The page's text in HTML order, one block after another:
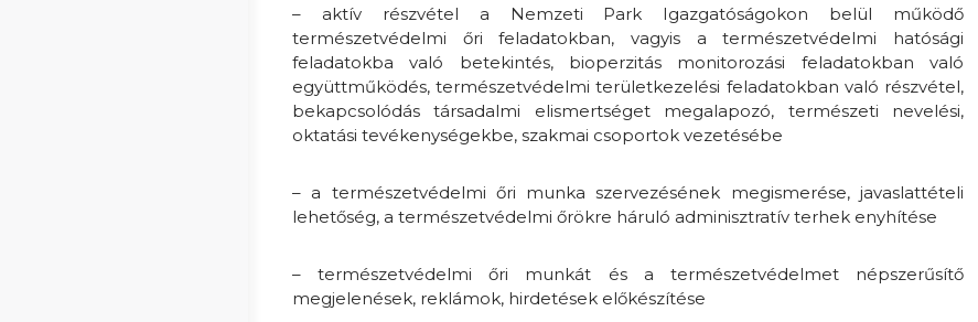
– aktív részvétel a Nemzeti Park Igazgatóságokon belül működő
természetvédelmi őri feladatokban, vagyis a természetvédelmi hatósági
feladatokba való betekintés, bioperzitás monitorozási feladatokban való
együttműködés, természetvédelmi területkezelési feladatokban való részvétel,
bekapcsolódás társadalmi elismertséget megalapozó, természeti nevelési,
oktatási tevékenységekbe, szakmai csoportok vezetésébe
– a természetvédelmi őri munka szervezésének megismerése, javaslattételi
lehetőség, a természetvédelmi őrökre háruló adminisztratív terhek enyhítése
– természetvédelmi őri munkát és a természetvédelmet népszerűsítő
megjelenések, reklámok, hirdetések előkészítése